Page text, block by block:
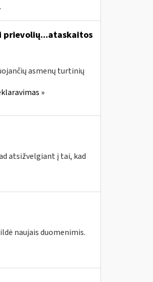
asmenų turtinių
»
atsižvelgiant į tai, kad
naujais duomenimis.